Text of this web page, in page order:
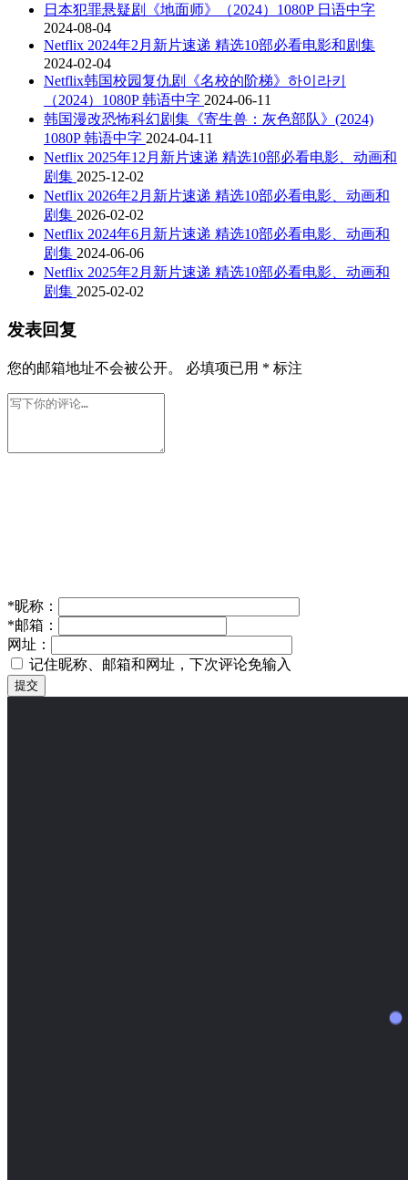
日本犯罪悬疑剧《地面师》（2024）1080P 日语中字
2024-08-04
Netflix 2024年2月新片速递 精选10部必看电影和剧集
2024-02-04
Netflix韩国校园复仇剧《名校的阶梯》하이라키
（2024）1080P 韩语中字 2024-06-11
韩国漫改恐怖科幻剧集《寄生兽：灰色部队》(2024)
1080P 韩语中字 2024-04-11
Netflix 2025年12月新片速递 精选10部必看电影、动画和
剧集 2025-12-02
Netflix 2026年2月新片速递 精选10部必看电影、动画和
剧集 2026-02-02
Netflix 2024年6月新片速递 精选10部必看电影、动画和
剧集 2024-06-06
Netflix 2025年2月新片速递 精选10部必看电影、动画和
剧集 2025-02-02
发表回复
您的邮箱地址不会被公开。 必填项已用 * 标注
*昵称：
*邮箱：
网址：
记住昵称、邮箱和网址，下次评论免输入
提交